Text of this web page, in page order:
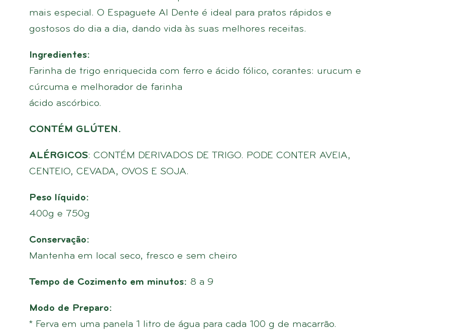
mais especial. O Espaguete Al Dente é ideal para pratos rápidos e
gostosos do dia a dia, dando vida às suas melhores receitas.
Ingredientes:
Farinha de trigo enriquecida com ferro e ácido fólico, corantes: urucum e
cúrcuma e melhorador de farinha
ácido ascórbico.
CONTÉM GLÚTEN.
ALÉRGICOS: CONTÉM DERIVADOS DE TRIGO. PODE CONTER AVEIA,
CENTEIO, CEVADA, OVOS E SOJA.
Peso líquido:
400g e 750g
Conservação:
Mantenha em local seco, fresco e sem cheiro
Tempo de Cozimento em minutos: 8 a 9
Modo de Preparo:
* Ferva em uma panela 1 litro de água para cada 100 g de macarrão.